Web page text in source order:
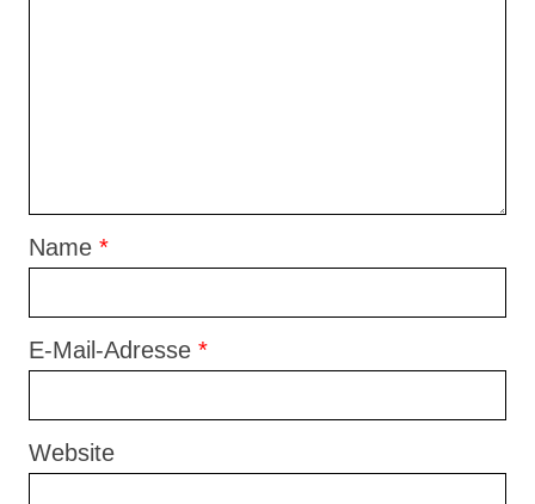
Name *
E-Mail-Adresse *
Website